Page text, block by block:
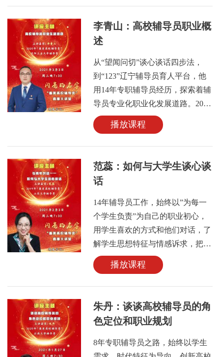
坚守陪伴学生身边的辅导员，成为
人；他是校辩论队、高水平学生艺
术团、多个五星社团的教练和指导
老师。他是教育部千名辅导员“双
巡”活动成员、教育部大中学生艺
术展演评审专家组成员。他还是
《平易近人——习近平的语言力
量》一书的作者之一，曾获第五届
全国高校辅导员年度人物、首届全
海市教学成果奖、上海交通大学校
长奖等荣誉称号。
李青山：高校辅导员职业概
述
从“望闻问切”谈心谈话四步法，
到“123”辽宁辅导员育人平台，他
用14年专职辅导员经历，探索着辅
导员专业化职业化发展道路。2018
年，作为凌海市大业镇坨子村“第
一书记”参与了国家脱贫攻坚工
作。疫情期间，发起“百名辅导员
家优质企业促就业活动”，被《人
民日报》点赞。他还是全国学校思
想政治理论课教师座谈会代表、教
育部千名辅导员“双巡”活动成员、
中国教育电视台“思政公开课”巡讲
团成员，曾获第十届全国高校辅导
员年度人物，辽宁省优秀教师等荣
誉称号。
播放课程
范蕊：如何与大学生谈心谈
话
14年辅导员工作，始终以”为每一
个学生负责”为自己的职业初心，
用学生喜欢的方式和他们对话，了
解学生思想特征与情感诉求，把网
上的引导和网下的思想工作有机结
合，用信仰与爱引领学生成长。荣
获教育部“高校思想政治工作中青
佳辅导员，第九届全国高校辅导员
年度人物等荣誉称号。
播放课程
朱丹：谈谈高校辅导员的角
色定位和职业规划
8年专职辅导员之路，始终以学生